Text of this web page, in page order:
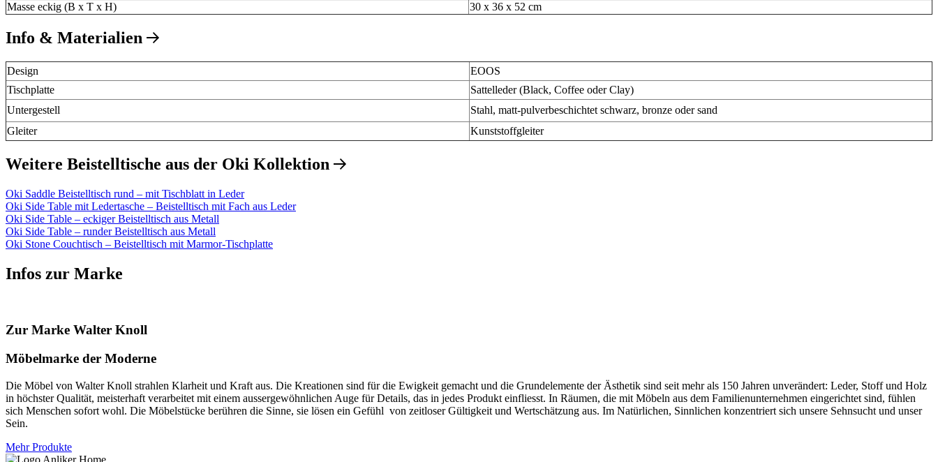
Masse eckig (B x T x H) 30 x 36 x 52 cm
Info & Materialien
Design
EOOS
Tischplatte
Sattelleder (Black, Coffee oder Clay)
Untergestell
Stahl, matt-pulverbeschichtet schwarz, bronze oder sand
Gleiter
Kunststoffgleiter
Weitere Beistelltische aus der Oki Kollektion
Oki Saddle Beistelltisch rund – mit Tischblatt in Leder
Oki Side Table mit Ledertasche – Beistelltisch mit Fach aus Leder
Oki Side Table – eckiger Beistelltisch aus Metall
Oki Side Table – runder Beistelltisch aus Metall
Oki Stone Couchtisch – Beistelltisch mit Marmor-Tischplatte
Infos zur Marke
Zur Marke Walter Knoll
Möbelmarke der Moderne
Die Möbel von Walter Knoll strahlen Klarheit und Kraft aus. Die Kreationen sind für die Ewigkeit gemacht und die Grundelemente der Ästhetik sind seit mehr als 150 Jahren unverändert: Leder, Stoff und Holz
in höchster Qualität, meisterhaft verarbeitet mit einem aussergewöhnlichen Auge für Details, das in jedes Produkt einfliesst. In Räumen, die mit Möbeln aus dem Familienunternehmen eingerichtet sind, fühlen
sich Menschen sofort wohl. Die Möbelstücke berühren die Sinne, sie lösen ein Gefühl von zeitloser Gültigkeit und Wertschätzung aus. Im Natürlichen, Sinnlichen konzentriert sich unsere Sehnsucht und unser
Sein.
Mehr Produkte